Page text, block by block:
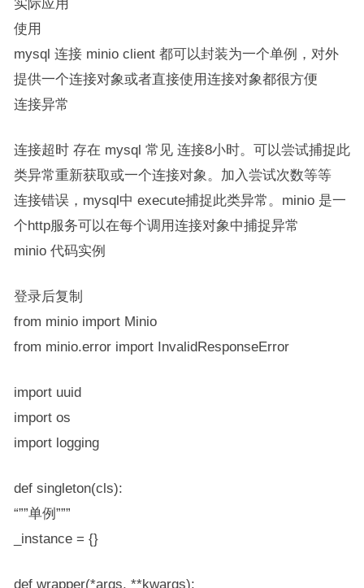
实际应用
使用
mysql 连接 minio client 都可以封装为一个单例，对外
提供一个连接对象或者直接使用连接对象都很方便
连接异常
连接超时 存在 mysql 常见 连接8小时。可以尝试捕捉此
类异常重新获取或一个连接对象。加入尝试次数等等
连接错误，mysql中 execute捕捉此类异常。minio 是一
个http服务可以在每个调用连接对象中捕捉异常
minio 代码实例
登录后复制
from minio import Minio
from minio.error import InvalidResponseError
import uuid
import os
import logging
def singleton(cls):
“””单例”””
_instance = {}
def wrapper(*args, **kwargs):